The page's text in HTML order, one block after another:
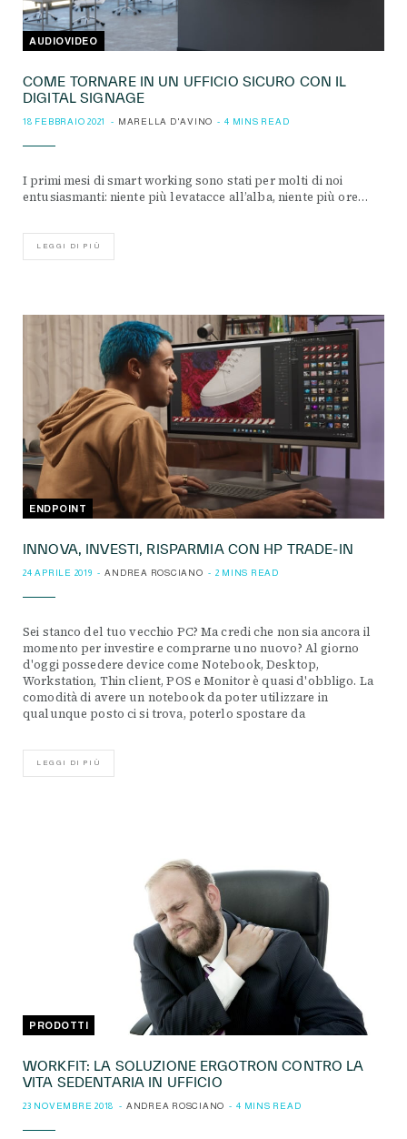
AUDIOVIDEO
COME TORNARE IN UN UFFICIO SICURO CON IL
DIGITAL SIGNAGE
18 FEBBRAIO 2021 MARELLA D'AVINO 4 MINS READ
I primi mesi di smart working sono stati per molti di noi
entusiasmanti: niente più levatacce all’alba, niente più ore…
LEGGI DI PIÙ
ENDPOINT
INNOVA, INVESTI, RISPARMIA CON HP TRADE-IN
24 APRILE 2019 ANDREA ROSCIANO 2 MINS READ
Sei stanco del tuo vecchio PC? Ma credi che non sia ancora il
momento per investire e comprarne uno nuovo? Al giorno
d'oggi possedere device come Notebook, Desktop,
Workstation, Thin client, POS e Monitor è quasi d'obbligo. La
comodità di avere un notebook da poter utilizzare in
qualunque posto ci si trova, poterlo spostare da
LEGGI DI PIÙ
PRODOTTI
WORKFIT: LA SOLUZIONE ERGOTRON CONTRO LA
VITA SEDENTARIA IN UFFICIO
23 NOVEMBRE 2018 ANDREA ROSCIANO 4 MINS READ